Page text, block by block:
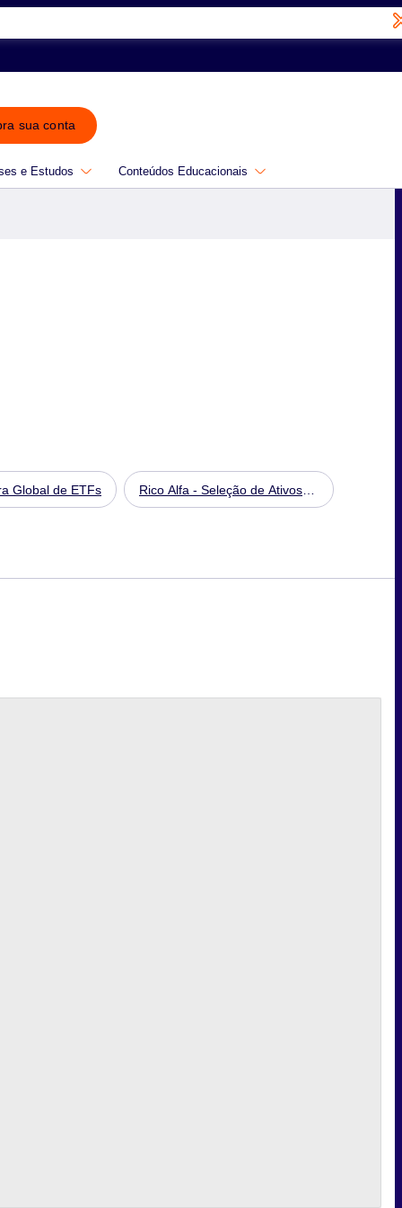
sua conta
e Estudos Conteúdos Educacionais
Global de ETFs
Rico Alfa - Seleção de Ativos
Moderada